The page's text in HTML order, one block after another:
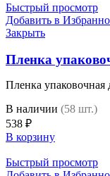
Быстрый просмотр
Добавить в
Закрыть
Пленка
Пленка упаковочная
В наличии (58 шт.)
538 ₽
В корзину
Быстрый просмотр